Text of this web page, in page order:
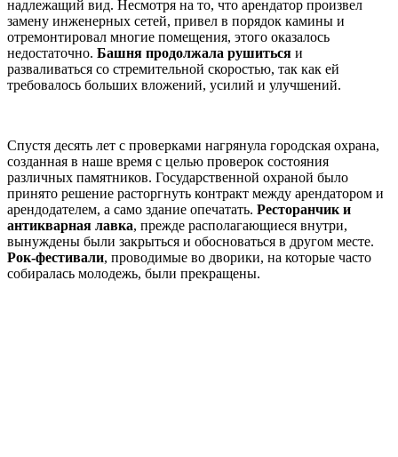
надлежащий вид. Несмотря на то, что арендатор произвел
замену инженерных сетей, привел в порядок камины и
отремонтировал многие помещения, этого оказалось
недостаточно. Башня продолжала рушиться и
разваливаться со стремительной скоростью, так как ей
требовалось больших вложений, усилий и улучшений.
Спустя десять лет с проверками нагрянула городская охрана,
созданная в наше время с целью проверок состояния
различных памятников. Государственной охраной было
принято решение расторгнуть контракт между арендатором и
арендодателем, а само здание опечатать. Ресторанчик и
антикварная лавка, прежде располагающиеся внутри,
вынуждены были закрыться и обосноваться в другом месте.
Рок-фестивали, проводимые во дворики, на которые часто
собиралась молодежь, были прекращены.